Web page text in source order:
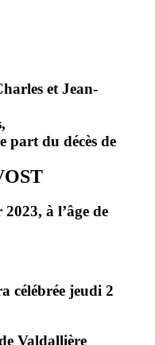
et Jean-
part du décès de
à l’âge de
célébrée jeudi 2
Valdallière